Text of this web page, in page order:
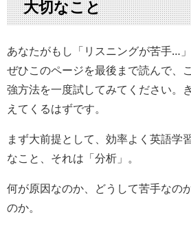
大切なこと
あなたがもし「リスニングが苦手…」
ぜひこのページを最後まで読んで、
強方法を一度試してみてください。
えてくるはずです。
まず大前提として、効率よく英語学
なこと、それは「分析」。
何が原因なのか、どうして苦手なの
のか。